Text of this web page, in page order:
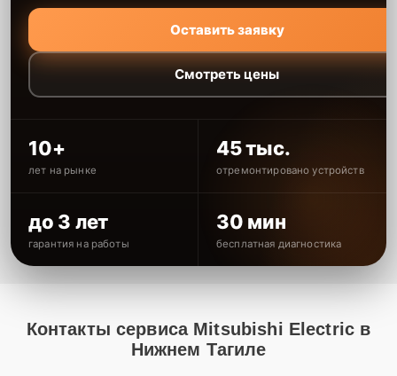
Оставить заявку
Смотреть цены
10+
лет на рынке
45 тыс.
отремонтировано устройств
до 3 лет
гарантия на работы
30 мин
бесплатная диагностика
Контакты сервиса Mitsubishi Electric в
Нижнем Тагиле